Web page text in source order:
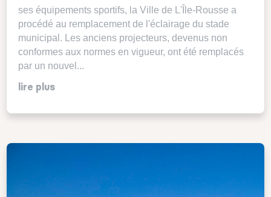
ses équipements sportifs, la Ville de L'Île-Rousse a
procédé au remplacement de l'éclairage du stade
municipal. Les anciens projecteurs, devenus non
conformes aux normes en vigueur, ont été remplacés
par un nouvel...
lire plus